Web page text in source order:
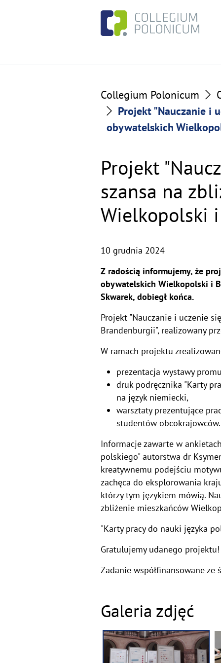
the
the
Collegium Polonicum
Projekt "Nauczanie i
obywatelskich
Projekt
szansa na
Wielkopolski
10 grudnia 2024
Z radością informujemy, że
obywatelskich Wielkopolski i
Skwarek, dobiegł końca.
Projekt "Nauczanie i uczenie
Brandenburgii", realizowany
W ramach projektu
prezentacja wystawy
druk podręcznika "Karty
na język niemiecki,
warsztaty prezentujące
studentów obcokrajowców.
Informacje zawarte w
polskiego" autorstwa dr
kreatywnemu podejściu
zachęca do eksplorowania
którzy tym językiem mówią.
zbliżenie mieszkańców
"Karty pracy do nauki języka
Gratulujemy udanego projektu!
Zadanie współfinansowane ze
Galeria zdjęć